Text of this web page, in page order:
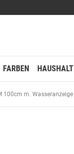
FARBEN HAUSHALT
100cm m. Wasseranzeige